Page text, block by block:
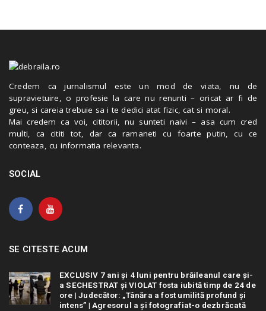
Credem ca jurnalismul este un mod de viata, nu de
supravietuire, o profesie la care nu renunti – oricat ar fi de
greu, si careia trebuie sa i te dedici atat fizic, cat si moral.
Mai credem ca voi, cititorii, nu sunteti naivi – asa cum cred
multi, ca cititi tot, dar ca ramaneti cu foarte putin, cu ce
conteaza, cu informatia relevanta.
SOCIAL
SE CITESTE ACUM
EXCLUSIV 7 ani și 4 luni pentru brăileanul care și-
a SECHESTRAT și VIOLAT fosta iubită timp de 24 de
ore | Judecător: „Tânăra a fost umilită profund și
intens” | Agresorul a și fotografiat-o dezbrăcată